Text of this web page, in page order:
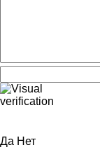
Да Нет